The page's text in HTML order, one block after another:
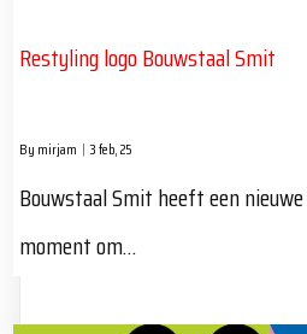
Restyling logo Bouwstaal Smit
By mirjam | 3feb, 25
Bouwstaal Smit heeft een
moment om…